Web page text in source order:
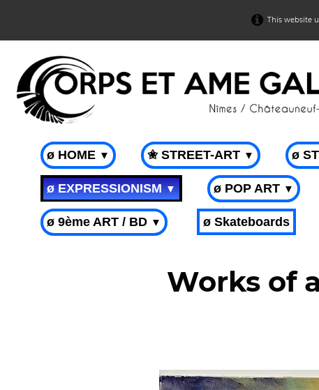
This website
ø HOME ▼ ✬ STREET-ART ▼ ø
ø EXPRESSIONISM▼ ø POP ART ▼
ø 9ème ART / BD ▼ ø Skateboards
Works of